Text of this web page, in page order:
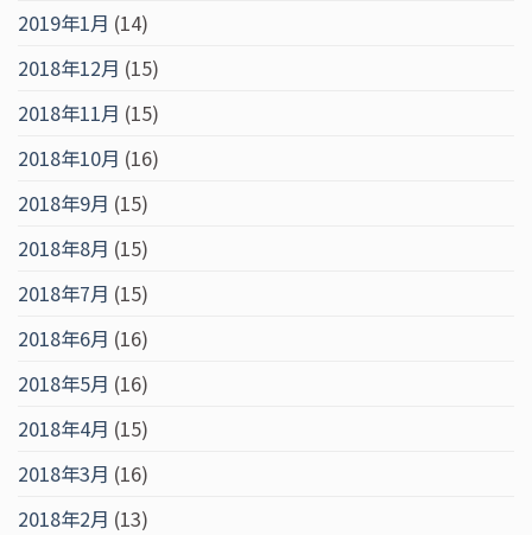
2019年1月 (14)
2018年12月 (15)
2018年11月 (15)
2018年10月 (16)
2018年9月 (15)
2018年8月 (15)
2018年7月 (15)
2018年6月 (16)
2018年5月 (16)
2018年4月 (15)
2018年3月 (16)
2018年2月 (13)